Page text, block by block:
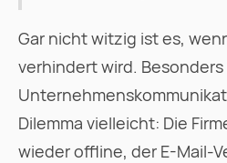
Gar nicht witzig ist es,
verhindert wird. Besonders
Dilemma vielleicht: Die
wieder offline, der E-Mail-